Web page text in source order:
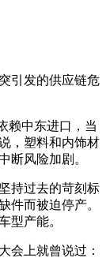
引发的供应链危
赖中东进口，当
，塑料和内饰材
断风险加剧。
持过去的苛刻标
件而被迫停产。
型产能。
会上就曾说过：